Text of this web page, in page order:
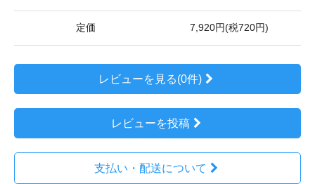
定価 7,920円(税720円)
レビューを見る(0件)
レビューを投稿
支払い・配送について